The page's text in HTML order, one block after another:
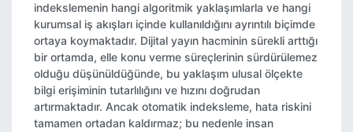
indekslemenin hangi algoritmik yaklaşımlarla ve hangi
kurumsal iş akışları içinde kullanıldığını ayrıntılı biçimde
ortaya koymaktadır. Dijital yayın hacminin sürekli arttığı
bir ortamda, elle konu verme süreçlerinin sürdürülemez
olduğu düşünüldüğünde, bu yaklaşım ulusal ölçekte
bilgi erişiminin tutarlılığını ve hızını doğrudan
artırmaktadır. Ancak otomatik indeksleme, hata riskini
tamamen ortadan kaldırmaz; bu nedenle insan